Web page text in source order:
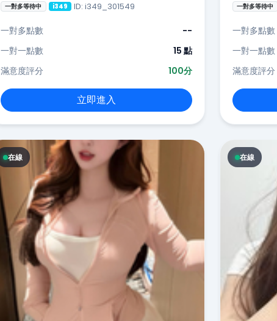
一對多等待中 i349 ID: i349_301549
一對多點數
--
一對一點數
15 點
滿意度評分
100分
立即進入
一對多等待中
一對多點數
一對一點數
滿意度評分
在線 在線